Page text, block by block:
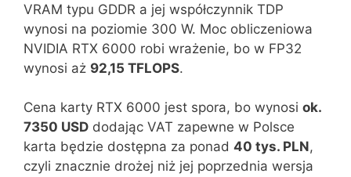
VRAM typu GDDR a jej współczynnik TDP
wynosi na poziomie 300 W. Moc obliczeniowa
NVIDIA RTX 6000 robi wrażenie, bo w FP32
wynosi aż 92,15 TFLOPS.
Cena karty RTX 6000 jest spora, bo wynosi ok.
7350 USD dodając VAT zapewne w Polsce
karta będzie dostępna za ponad 40 tys. PLN,
czyli znacznie drożej niż jej poprzednia wersja